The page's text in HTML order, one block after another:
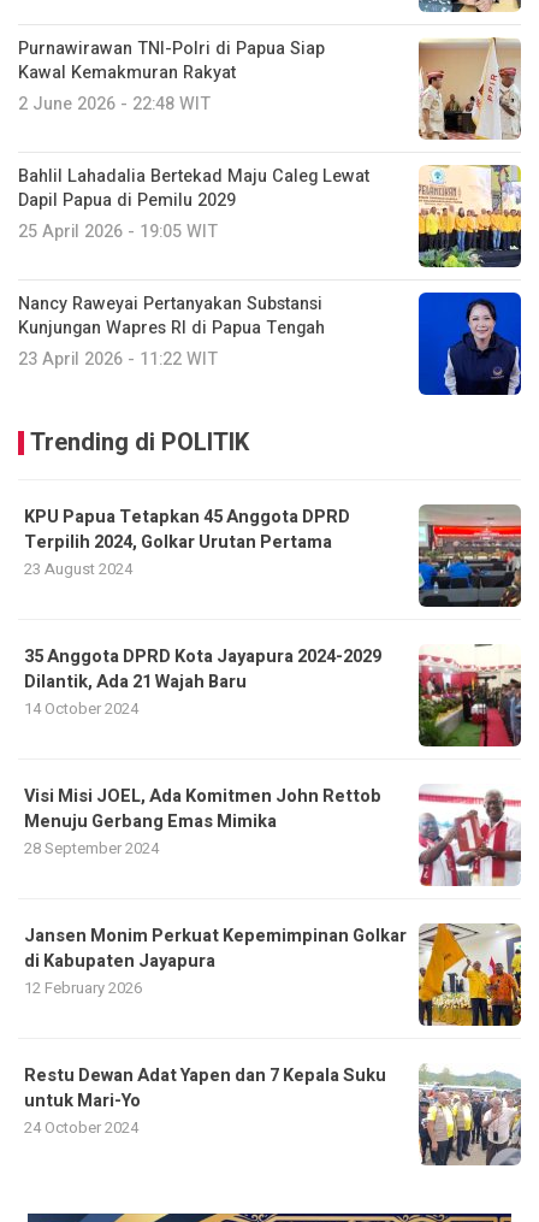
Purnawirawan TNI-Polri di Papua Siap
Kawal Kemakmuran Rakyat
2 June 2026 - 22:48 WIT
Bahlil Lahadalia Bertekad Maju Caleg Lewat
Dapil Papua di Pemilu 2029
25 April 2026 - 19:05 WIT
Nancy Raweyai Pertanyakan Substansi
Kunjungan Wapres RI di Papua Tengah
23 April 2026 - 11:22 WIT
Trending di POLITIK
KPU Papua Tetapkan 45 Anggota DPRD
Terpilih 2024, Golkar Urutan Pertama
23 August 2024
35 Anggota DPRD Kota Jayapura 2024-2029
Dilantik, Ada 21 Wajah Baru
14 October 2024
Visi Misi JOEL, Ada Komitmen John Rettob
Menuju Gerbang Emas Mimika
28 September 2024
Jansen Monim Perkuat Kepemimpinan Golkar
di Kabupaten Jayapura
12 February 2026
Restu Dewan Adat Yapen dan 7 Kepala Suku
untuk Mari-Yo
24 October 2024